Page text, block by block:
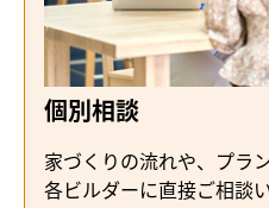
個別相談
家づくりの流れや、プラ
各ビルダーに直接ご相談